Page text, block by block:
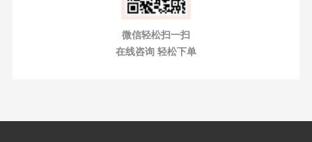
微信轻松扫一扫
在线咨询 轻松下单